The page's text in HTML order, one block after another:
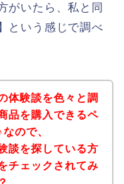
がいたら、私と同
という感じで調べ
体験談を色々と調
品を購入できるペ
ので、
談を探している方
チェックされてみ